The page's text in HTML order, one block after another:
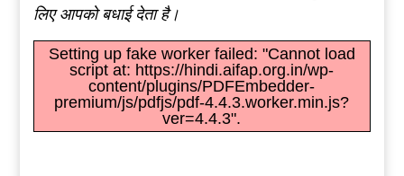
लिए आपको बधाई देता है।
Setting up fake worker failed: "Cannot load
script at: https://hindi.aifap.org.in/wp-
content/plugins/PDFEmbedder-
premium/js/pdfjs/pdf-4.4.3.worker.min.js?
ver=4.4.3".